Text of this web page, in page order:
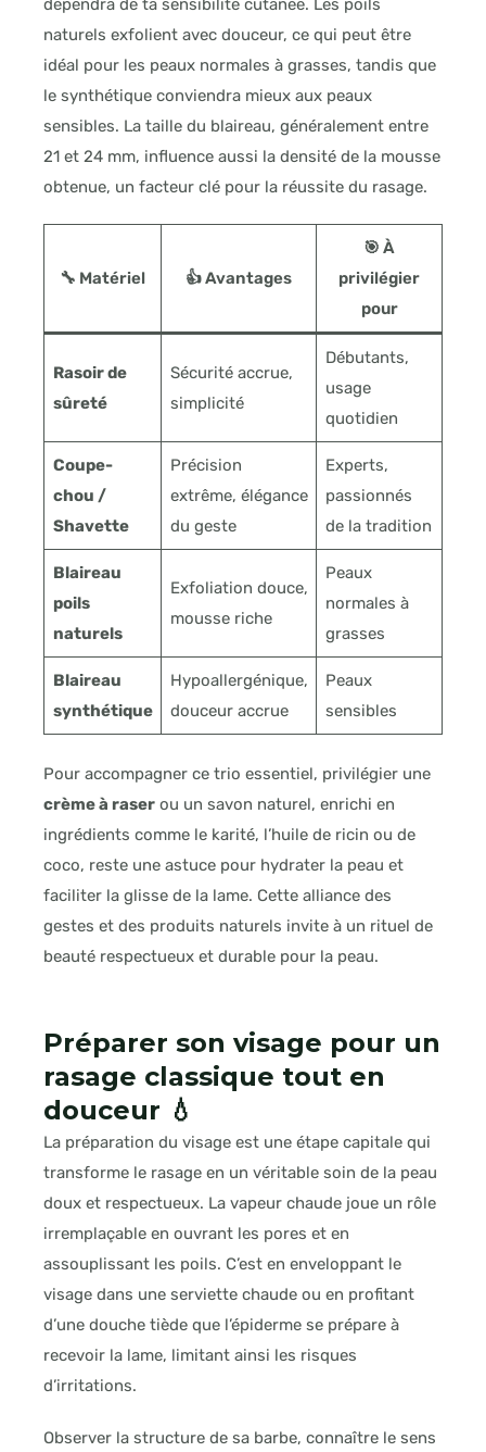
dépendra de ta sensibilité cutanée. Les poils
naturels exfolient avec douceur, ce qui peut être
idéal pour les peaux normales à grasses, tandis que
le synthétique conviendra mieux aux peaux
sensibles. La taille du blaireau, généralement entre
21 et 24 mm, influence aussi la densité de la mousse
obtenue, un facteur clé pour la réussite du rasage.
🔧 Matériel 👍 Avantages
🎯 À
privilégier
pour
Rasoir de
sûreté
Sécurité accrue,
simplicité
Débutants,
usage
quotidien
Coupe-
chou /
Shavette
Précision
extrême, élégance
du geste
Experts,
passionnés
de la tradition
Blaireau
poils
naturels
Exfoliation douce,
mousse riche
Peaux
normales à
grasses
Blaireau
synthétique
Hypoallergénique,
douceur accrue
Peaux
sensibles
Pour accompagner ce trio essentiel, privilégier une
crème à raser ou un savon naturel, enrichi en
ingrédients comme le karité, l’huile de ricin ou de
coco, reste une astuce pour hydrater la peau et
faciliter la glisse de la lame. Cette alliance des
gestes et des produits naturels invite à un rituel de
beauté respectueux et durable pour la peau.
Préparer son visage pour un
rasage classique tout en
douceur 💧
La préparation du visage est une étape capitale qui
transforme le rasage en un véritable soin de la peau
doux et respectueux. La vapeur chaude joue un rôle
irremplaçable en ouvrant les pores et en
assouplissant les poils. C’est en enveloppant le
visage dans une serviette chaude ou en profitant
d’une douche tiède que l’épiderme se prépare à
recevoir la lame, limitant ainsi les risques
d’irritations.
Observer la structure de sa barbe, connaître le sens